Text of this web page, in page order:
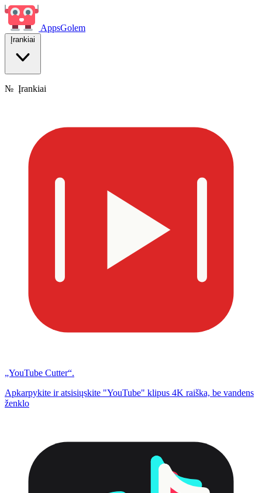
AppsGolem
Įrankiai
№ Įrankiai
„YouTube Cutter“.
Apkarpykite ir atsisiųskite "YouTube" klipus 4K raiška, be vandens
ženklo